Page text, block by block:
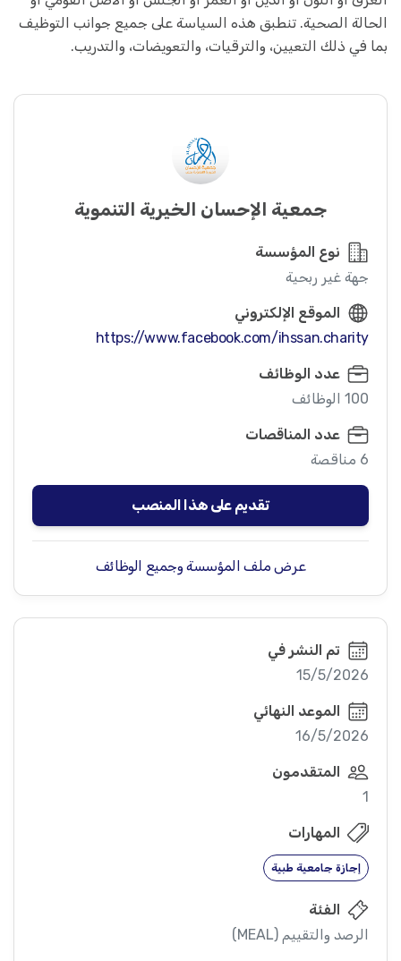
الحالة الصحية. تنطبق هذه السياسة على جميع جوانب التوظيف
بما في ذلك التعيين، والترقيات، والتعويضات، والتدريب.
جمعية الإحسان الخيرية التنموية
نوع المؤسسة
جهة غير ربحية
الموقع الإلكتروني
https://www.facebook.com/ihssan.charity
عدد الوظائف
100 الوظائف
عدد المناقصات
6 مناقصة
تقديم على هذا المنصب
عرض ملف المؤسسة وجميع الوظائف
تم النشر في
15/5/2026
الموعد النهائي
16/5/2026
المتقدمون
1
المهارات
إجازة جامعية طبية
الفئة
الرصد والتقييم (MEAL)